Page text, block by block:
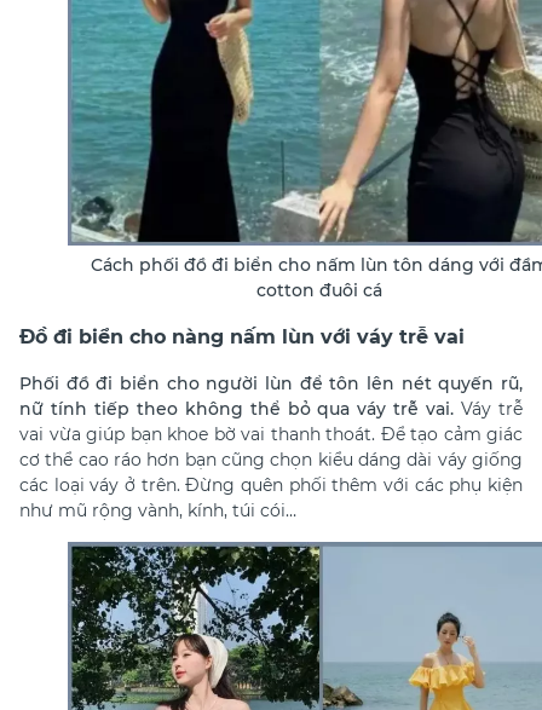
Cách phối đồ đi biển cho nấm lùn tôn dáng với
cotton đuôi cá
Đồ đi biển cho nàng nấm lùn với váy trễ vai
Phối đồ đi biển cho người lùn để tôn lên nét quyến rũ,
nữ tính tiếp theo không thể bỏ qua váy trễ vai. Váy trễ
vai vừa giúp bạn khoe bờ vai thanh thoát. Để tạo cảm giác
cơ thể cao ráo hơn bạn cũng chọn kiểu dáng dài váy giống
các loại váy ở trên. Đừng quên phối thêm với các phụ kiện
như mũ rộng vành, kính, túi cói…